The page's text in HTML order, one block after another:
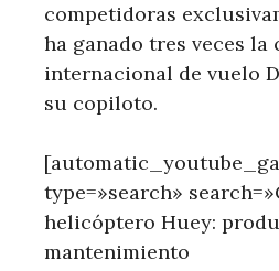
competidoras
ha ganado tres veces
internacional de vuelo
su copiloto.
type=»search»
helicóptero Huey:
mantenimiento